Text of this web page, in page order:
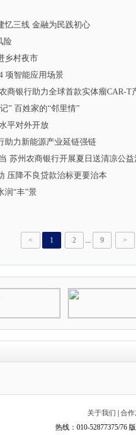
忆三线 金融为民践初心
险
乡村夜市
项智能应用场景
商银行助力全球首款实体瘤CAR-T
” 百姓家的“邻里情”
平对外开放
助力新能源产业延链强链
苏州农商银行开展夏日送清凉公益
压降不良贷款治标更要治本
润“丰”景
< 1 2 ... 9 >
关于我们
合
热线：010-52877375/76